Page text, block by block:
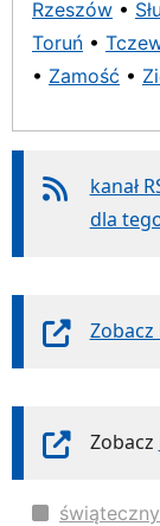
Rzeszów •
Toruń •
• Zamość •
kanał
dla
Zobacz